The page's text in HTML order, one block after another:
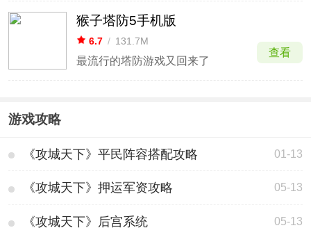
猴子塔防5手机版
6.7 / 131.7M
最流行的塔防游戏又回来了
查看
游戏攻略
《攻城天下》平民阵容搭配攻略 01-13
《攻城天下》押运军资攻略 05-13
《攻城天下》后宫系统 05-13